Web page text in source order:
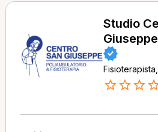
Studio